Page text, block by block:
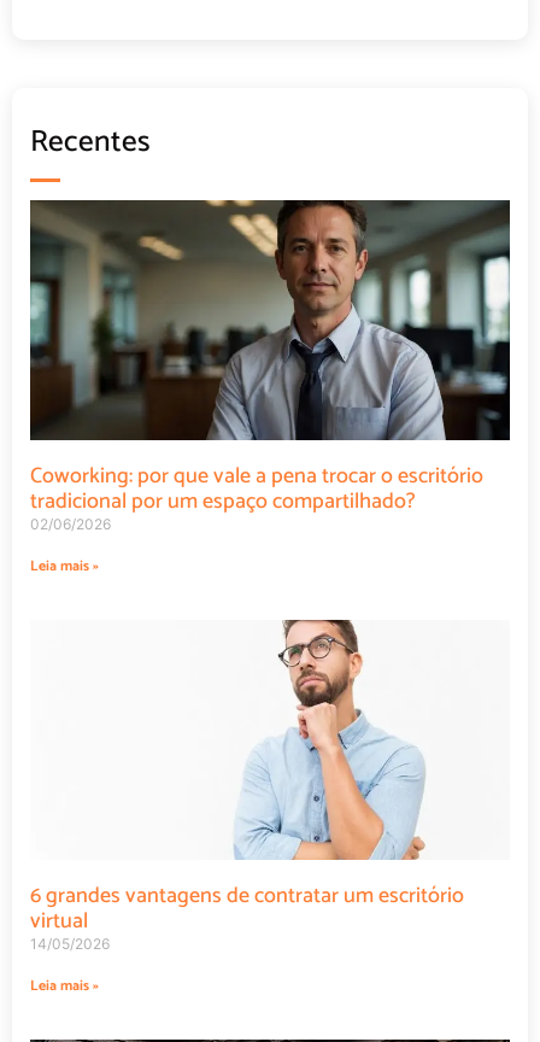
Recentes
Coworking: por que vale a pena trocar o escritório
tradicional por um espaço compartilhado?
02/06/2026
Leia mais »
6 grandes vantagens de contratar um escritório
virtual
14/05/2026
Leia mais »